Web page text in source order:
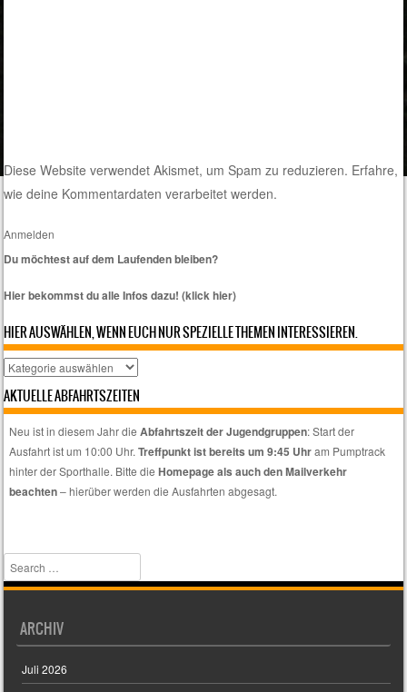
Diese Website verwendet Akismet, um Spam zu reduzieren. Erfahre,
wie deine Kommentardaten verarbeitet werden.
Anmelden
Du möchtest auf dem Laufenden bleiben?
Hier bekommst du alle Infos dazu! (klick hier)
HIER AUSWÄHLEN, WENN EUCH NUR SPEZIELLE THEMEN INTERESSIEREN.
Hier
wenn
Themen
interessieren.
AKTUELLE ABFAHRTSZEITEN
Neu ist in diesem Jahr dieAbfahrtszeit der Jugendgruppen: Start der
Ausfahrt ist um 10:00 Uhr.Treffpunkt ist bereits um 9:45 Uhram Pumptrack
hinter der Sporthalle. Bitte dieHomepage als auch den Mailverkehr
beachten– hierüber werden die Ausfahrten abgesagt.
Search
ARCHIV
Juli 2026